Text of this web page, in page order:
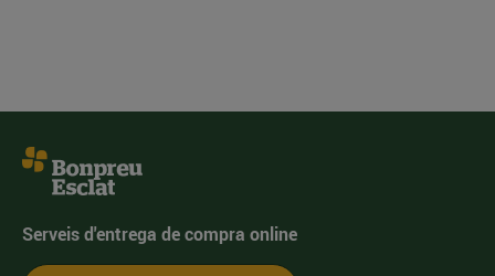
Serveis d'entrega de compra online